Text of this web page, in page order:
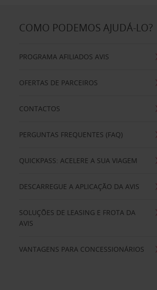
COMO PODEMOS AJUDÁ-LO?
PROGRAMA AFILIADOS AVIS
OFERTAS DE PARCEIROS
CONTACTOS
PERGUNTAS FREQUENTES (FAQ)
QUICKPASS: ACELERE A SUA VIAGEM
DESCARREGUE A APLICAÇÃO DA AVIS
SOLUÇÕES DE LEASING E FROTA DA
AVIS
VANTAGENS PARA CONCESSIONÁRIOS